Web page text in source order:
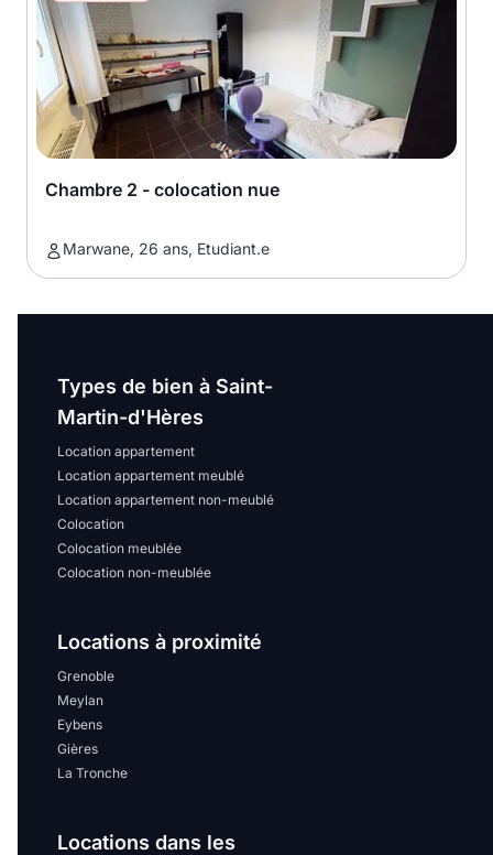
Chambre 2 - colocation nue
Marwane, 26 ans, Etudiant.e
Types de bien à Saint-
Martin-d'Hères
Location appartement
Location appartement meublé
Location appartement non-meublé
Colocation
Colocation meublée
Colocation non-meublée
Locations à proximité
Grenoble
Meylan
Eybens
Gières
La Tronche
Locations dans les